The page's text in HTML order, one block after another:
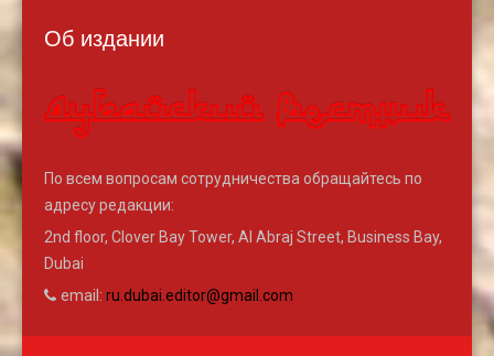
Об издании
По всем вопросам сотрудничества обращайтесь по
адресу редакции:
2nd floor, Clover Bay Tower, Al Abraj Street, Business Bay,
Dubai
email: ru.dubai.editor@gmail.com